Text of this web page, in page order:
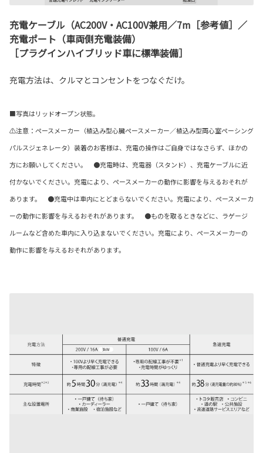
充電ケーブル（AC200V・AC100V兼用／7m［参考値］／
充電ポート（車両側充電装備）
［プラグインハイブリッド車に標準装備］
充電方法は、クルマとコンセントをつなぐだけ。
■写真はリッドオープン状態。
⚠注意：ペースメーカー（植込み型心臓ペースメーカー／植込み型両心室ペーシング
パルスジェネレータ）装着のお客様は、充電の操作はご自身ではなさらず、ほかの
方にお願いしてください。 ●充電時は、充電器（スタンド）、充電ケーブルに近
付かないでください。充電により、ペースメーカーの動作に影響を与えるおそれが
あります。 ●充電中は車内にとどまらないでください。充電により、ペースメーカ
ーの動作に影響を与えるおそれがあります。 ●ものを取るときなどに、ラゲージ
ルームなど含めた車内に入り込まないでください。充電により、ペースメーカーの
動作に影響を与えるおそれがあります。